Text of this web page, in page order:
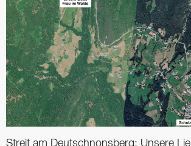
Streit am Deutschnonsberg: Unsere